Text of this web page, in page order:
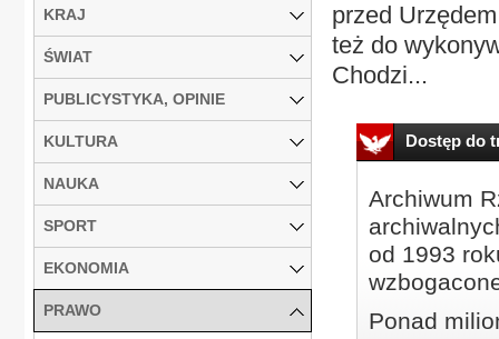
przed
też do
Chodzi...
Dostęp do
Archiwum
od 1993
Ponad
KRAJ
ŚWIAT
PUBLICYSTYKA, OPINIE
KULTURA
NAUKA
SPORT
EKONOMIA
PRAWO